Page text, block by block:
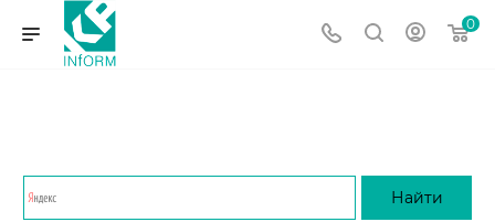
0